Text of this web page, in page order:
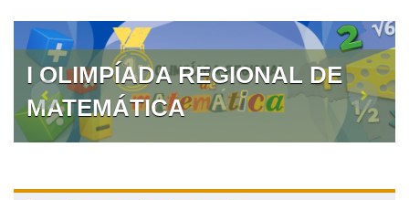
I OLIMPÍADA REGIONAL DE
MATEMÁTICA